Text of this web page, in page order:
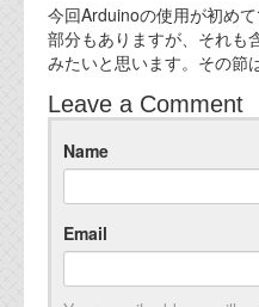
今回Arduinoの使用が初め
部分もありますが、それも
みたいと思います。その節
Leave a Comment
Name
Email